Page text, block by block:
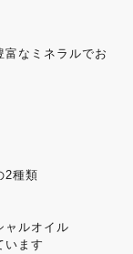
富なミネラルでお
2種類
ャルオイル
います